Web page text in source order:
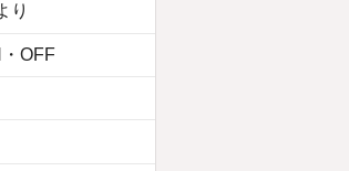
り
OFF